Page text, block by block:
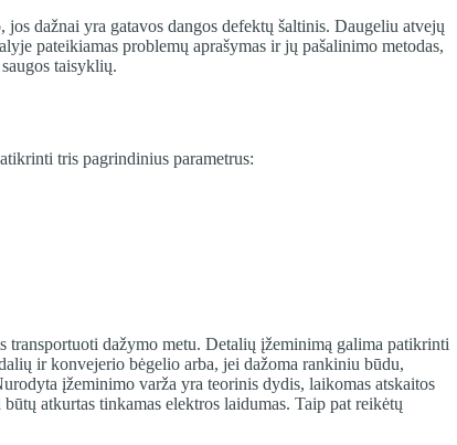
dažnai yra gatavos dangos defektų šaltinis. Daugeliu atvejų
pateikiamas problemų aprašymas ir jų pašalinimo metodas,
taisyklių.
tris pagrindinius parametrus:
transportuoti dažymo metu. Detalių įžeminimą galima patikrinti
ir konvejerio bėgelio arba, jei dažoma rankiniu būdu,
įžeminimo varža yra teorinis dydis, laikomas atskaitos
atkurtas tinkamas elektros laidumas. Taip pat reikėtų